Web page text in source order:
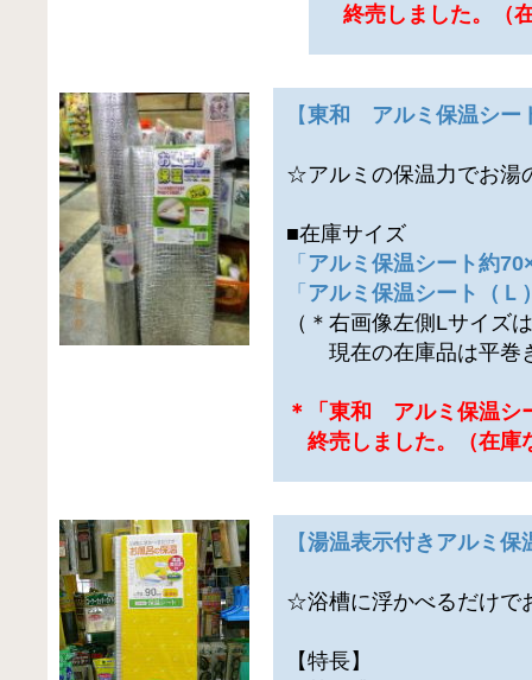
終売しました。（
【東和 アルミ保温シー
☆アルミの保温力でお湯
■在庫サイズ
「 アルミ保温シート約
「 アルミ保温シート（Ｌ
（＊右画像左側Lサイズ
現在の在庫品は平巻
＊「東和 アルミ保温シ
終売しました。（在庫
【湯温表示付きアルミ
☆浴槽に浮かべるだけで
【特長】